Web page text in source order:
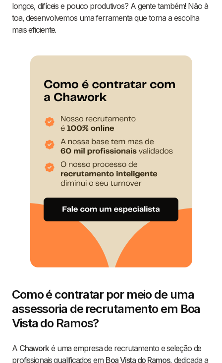
longos, difíceis e pouco produtivos? A gente também! Não à
toa, desenvolvemos uma ferramenta que torna a escolha
mais eficiente.
Como é contratar por meio de uma
assessoria de recrutamento em Boa
Vista do Ramos?
A Chaworké uma empresa de recrutamento e seleção de
profissionais qualificados em Boa Vista do Ramos, dedicada a